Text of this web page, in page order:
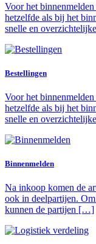
Voor het
hetzelfde als bij het
snelle en
Bestellingen
Voor het
hetzelfde als bij het
snelle en
Binnenmelden
Na inkoop komen de
ook in deelpartijen.
kunnen de partijen […]